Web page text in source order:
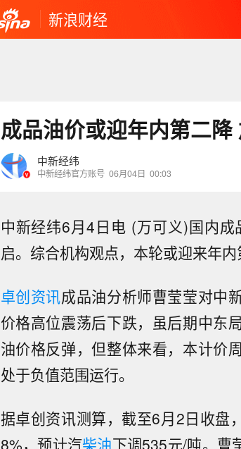
新浪财经
成品油价或迎年内第二
中新经纬
中新经纬官方账号 06月04日 00:03
中新经纬6月4日电 (万可义)国内
启。综合机构观点，本轮或迎来年内
卓创资讯成品油分析师曹莹莹对中
价格高位震荡后下跌，虽后期中东
油价格反弹，但整体来看，本计价
处于负值范围运行。
据卓创资讯测算，截至6月2日收盘
8%，预计汽柴油下调535元/吨。曹